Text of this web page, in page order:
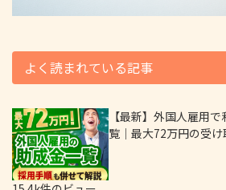
よく読まれている記事
【最新】外国人雇用
覧｜最大72万円の受